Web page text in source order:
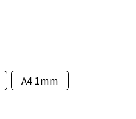
A4 1mm